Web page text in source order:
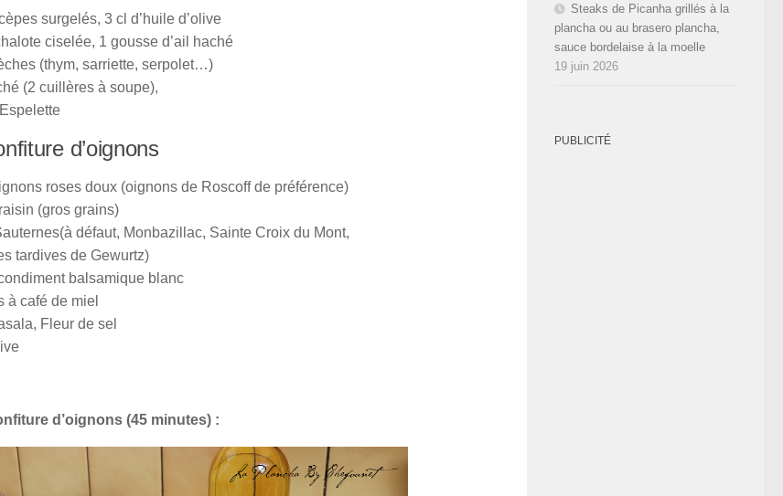
surgelés, 3 cl d’huile d’olive
ciselée, 1 gousse d’ail haché
(thym, sarriette, serpolet…)
(2 cuillères à soupe),
d’oignons
roses doux (oignons de Roscoff de préférence)
(gros grains)
défaut, Monbazillac, Sainte Croix du Mont,
tardives de Gewurtz)
balsamique blanc
à café de miel
Fleur de sel
d’oignons (45 minutes) :
Steaks de Picanha grillés à la
plancha ou au brasero plancha,
sauce bordelaise à la moelle
19 juin 2026
PUBLICITÉ